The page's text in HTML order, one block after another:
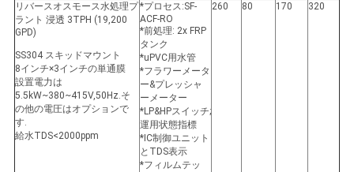
リバースオスモース水処理プ
ラント 浸透 3TPH (19,200
GPD)
SS304 スキッドマウント
8インチ×3インチの単通膜
設置電力は
5.5kW~380~415V,50Hz.そ
の他の電圧はオプションで
す.
給水TDS<2000ppm
*プロセス:SF-
ACF-RO
*前処理: 2x FRP
タンク
*uPVC用水管
*フラワーメータ
ー&プレッシャ
ーメーター
*LP&HPスイッチ;
運用状態指標
*IC制御ユニット
とTDS表示
*フィルムテッ
260 80 170 320